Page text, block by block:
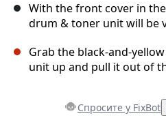
With the front cover in
drum & toner unit will be
Grab the black-and-
unit up and pull it out of
Спросите у FixBot